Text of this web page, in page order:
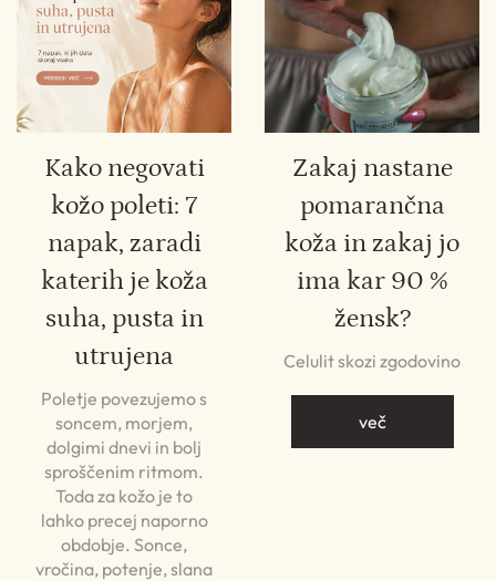
Kako negovati
kožo poleti: 7
napak, zaradi
katerih je koža
suha, pusta in
utrujena
Poletje povezujemo s
soncem, morjem,
dolgimi dnevi in bolj
sproščenim ritmom.
Toda za kožo je to
lahko precej naporno
obdobje. Sonce,
vročina, potenje, slana
Zakaj nastane
pomarančna
koža in zakaj jo
ima kar 90 %
žensk?
Celulit skozi zgodovino
več